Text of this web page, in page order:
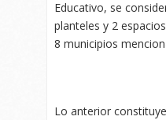
Educativo, se
planteles y 2
8 municipios
Lo anterior